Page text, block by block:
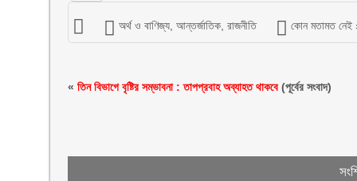
অর্থ ও বাণিজ্য আন্তর্জাতিক রাজনীতি কোন মতামত নেই
« তিন বিভাগে বৃষ্টির সম্ভাবনা : তাপপ্রবাহ অব্যাহত থাকবে(পূর্বের সংবাদ)